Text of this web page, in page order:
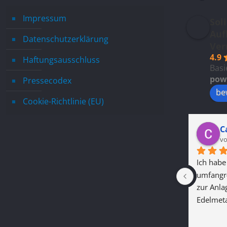
Impressum
Datenschutzerklärung
Haftungsausschluss
Pressecodex
Cookie-Richtlinie (EU)
4.9
Ich
zur